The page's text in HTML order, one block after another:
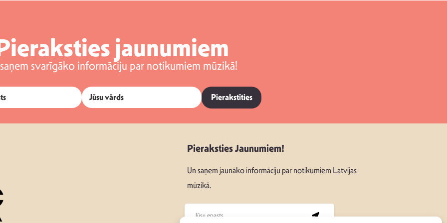
jaunumiem
svarīgāko informāciju par notikumiem mūzikā!
Pierakstīties
Pieraksties Jaunumiem!
Un saņem jaunāko informāciju par notikumiem Latvijas
mūzikā.